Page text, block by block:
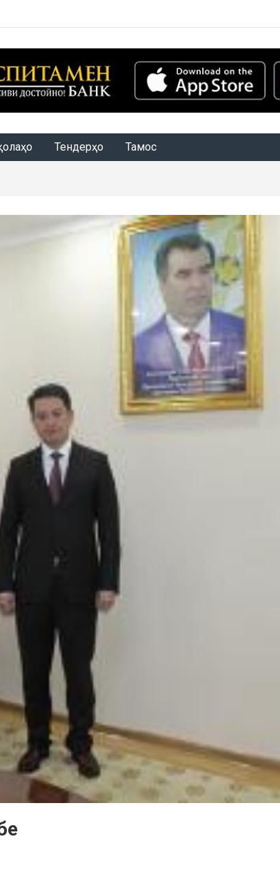
Тендерҳо Тамос